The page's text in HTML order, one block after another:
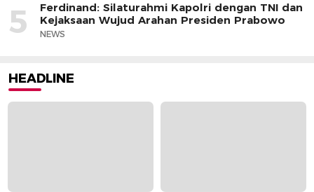
5
Ferdinand: Silaturahmi Kapolri dengan TNI dan
Kejaksaan Wujud Arahan Presiden Prabowo
NEWS
HEADLINE